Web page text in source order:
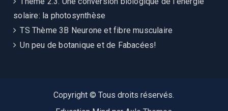
solaire: la photosynthèse
TS Thème 3B Neurone et fibre musculaire
Un peu de botanique et de Fabacées!
Copyright © Tous droits réservés.